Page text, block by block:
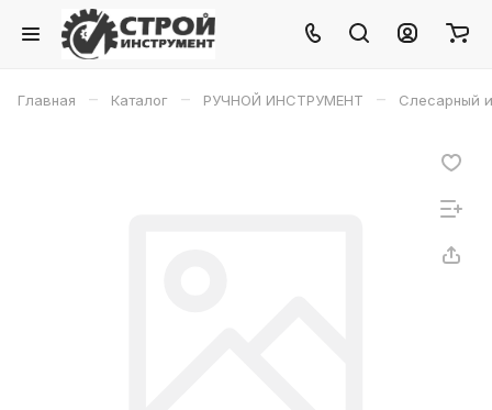
Главная – Каталог – РУЧНОЙ ИНСТРУМЕНТ – Слесарный